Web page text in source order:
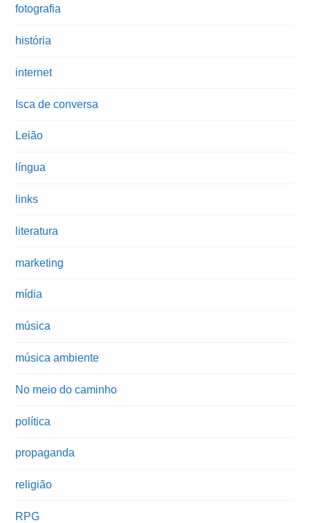
fotografia
história
internet
Isca de conversa
Leião
língua
links
literatura
marketing
mídia
música
música ambiente
No meio do caminho
política
propaganda
religião
RPG